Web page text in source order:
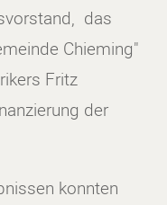
das
Chieming"
Fritz
der
konnten